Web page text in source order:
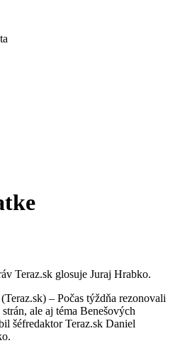
Teraz.sk glosuje Juraj Hrabko.
– Počas týždňa rezonovali
ale aj téma Benešových
šéfredaktor Teraz.sk Daniel